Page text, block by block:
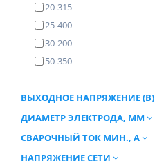
20-315
25-400
30-200
50-350
ВЫХОДНОЕ НАПРЯЖЕНИЕ (В)
ДИАМЕТР ЭЛЕКТРОДА, ММ
СВАРОЧНЫЙ ТОК МИН., А
НАПРЯЖЕНИЕ СЕТИ